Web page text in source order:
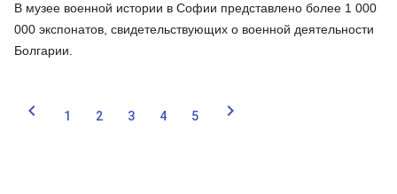
В музее военной истории в Софии представлено более 1 000
000 экспонатов, свидетельствующих о военной деятельности
Болгарии.
 1 2 3 4 5 